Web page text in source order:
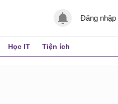
Đăng nhập
Học IT Tiện ích